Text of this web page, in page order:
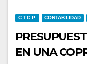
C.T.C.P. CONTABILIDAD
EN UNA